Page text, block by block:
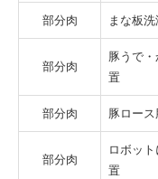
部分肉 まな板
部分肉
豚うで
置
部分肉 豚ロー
部分肉
ロボッ
置